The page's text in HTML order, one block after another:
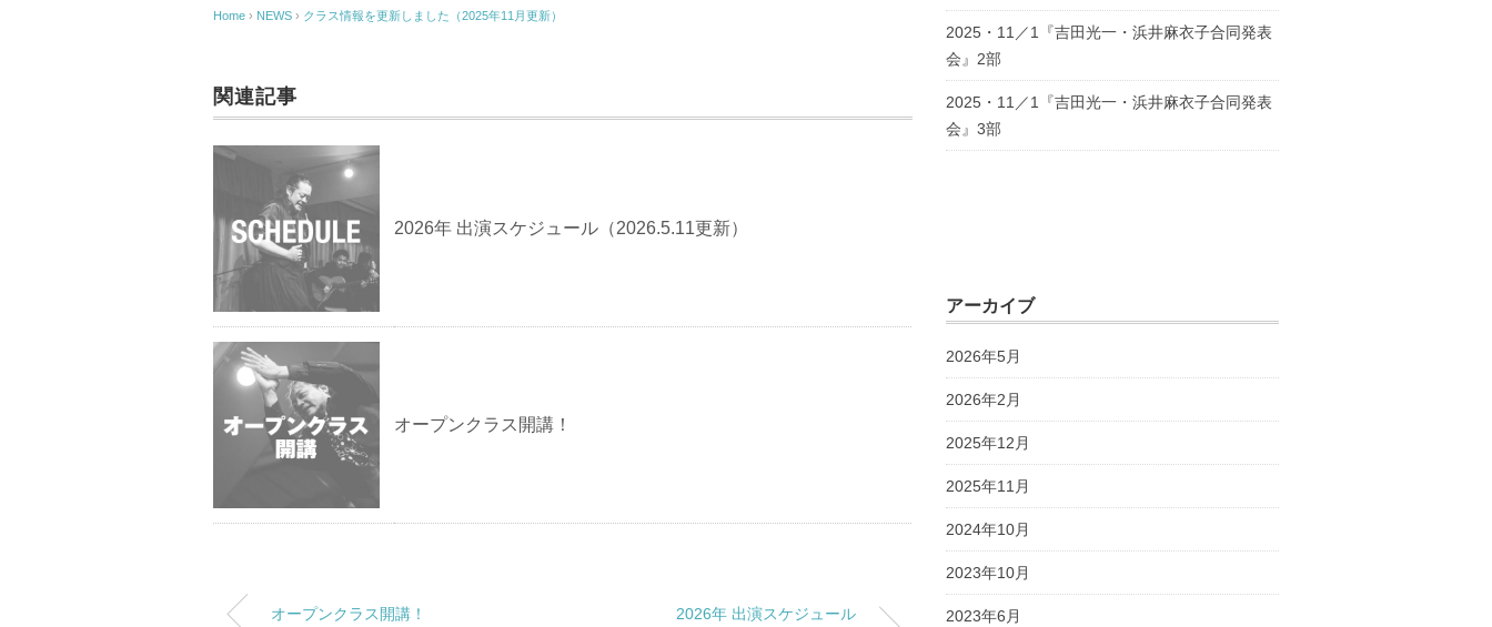
Home › NEWS › クラス情報を更新しました（2025年11月更新）
関連記事
2026年 出演スケジュール（2026.5.11更新）
オープンクラス開講！
オープンクラス開講！
2026年 出演スケジュール
2025・11／1『吉田光一・浜井麻衣子合同発表
会』2部
2025・11／1『吉田光一・浜井麻衣子合同発表
会』3部
アーカイブ
2026年5月
2026年2月
2025年12月
2025年11月
2024年10月
2023年10月
2023年6月